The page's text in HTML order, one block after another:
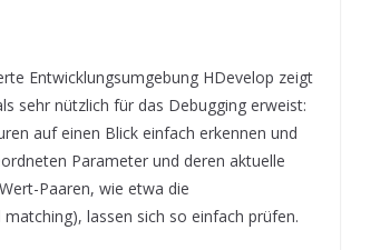
Entwicklungsumgebung HDevelop zeigt
sehr nützlich für das Debugging erweist:
auf einen Blick einfach erkennen und
Parameter und deren aktuelle
Paaren, wie etwa die
lassen sich so einfach prüfen.